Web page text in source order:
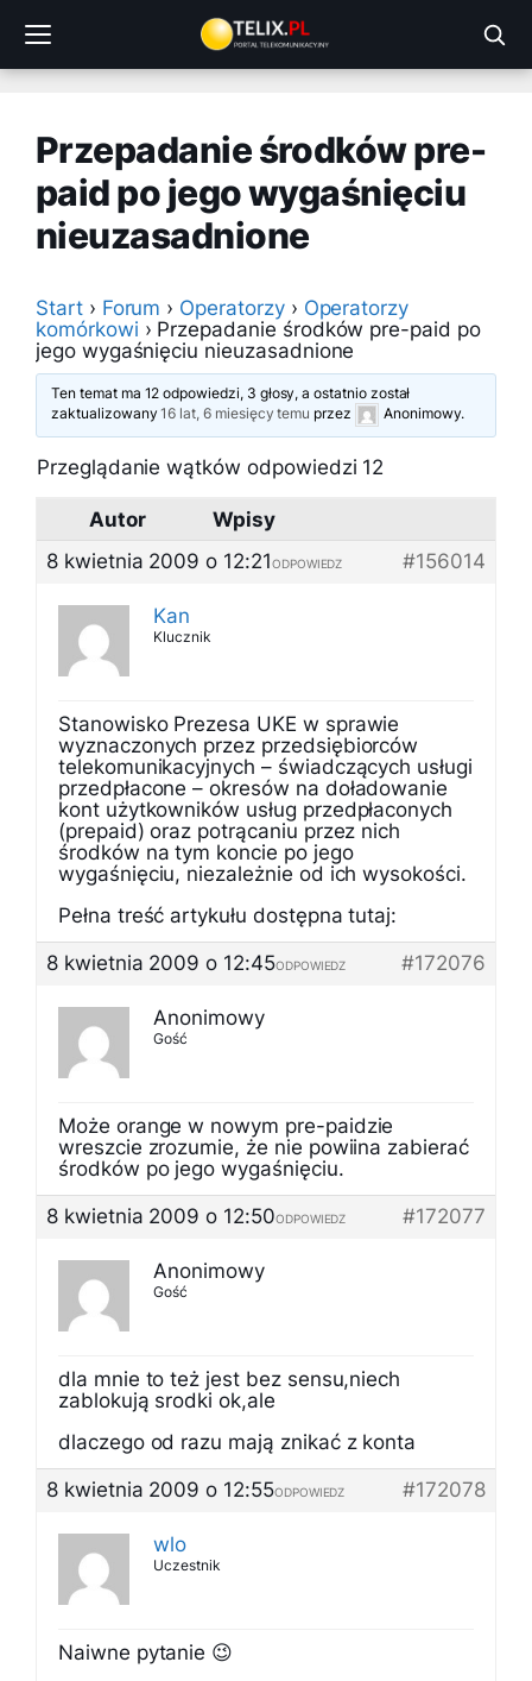
treści
Przepadanie środków pre-
paid po jego wygaśnięciu
nieuzasadnione
Start › Forum › Operatorzy › Operatorzy
komórkowi › Przepadanie środków pre-paid po
jego wygaśnięciu nieuzasadnione
Ten temat ma 12 odpowiedzi, 3 głosy, a ostatnio został
zaktualizowany16 lat, 6 miesięcy temu przez Anonimowy.
Przeglądanie wątków odpowiedzi 12
Autor
Wpisy
8 kwietnia 2009 o 12:21
#156014
ODPOWIEDZ
Kan
Klucznik
Stanowisko Prezesa UKE w sprawie
wyznaczonych przez przedsiębiorców
telekomunikacyjnych – świadczących usługi
przedpłacone – okresów na doładowanie
kont użytkowników usług przedpłaconych
(prepaid) oraz potrącaniu przez nich
środków na tym koncie po jego
wygaśnięciu, niezależnie od ich wysokości.
Pełna treść artykułu dostępna tutaj:
8 kwietnia 2009 o 12:45
#172076
ODPOWIEDZ
Anonimowy
Gość
Może orange w nowym pre-paidzie
wreszcie zrozumie, że nie powiina zabierać
środków po jego wygaśnięciu.
8 kwietnia 2009 o 12:50
#172077
ODPOWIEDZ
Anonimowy
Gość
dla mnie to też jest bez sensu,niech
zablokują srodki ok,ale
dlaczego od razu mają znikać z konta
8 kwietnia 2009 o 12:55
#172078
ODPOWIEDZ
wlo
Uczestnik
Naiwne pytanie 😉